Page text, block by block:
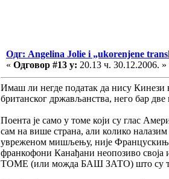
Одг: Angelina Jolie i „ukorenjene
« Одговор #13 у: 20.13 ч. 30.12.2006. »
Имаш ли негде податак да нису
британског држављанства, него бар две
Поента је само у томе који су глас
сам на више страна, али колико
увреженом мишљењу, није
франкофони Канађани неопозиво
ТОМЕ (или можда БАШ ЗАТО) што су